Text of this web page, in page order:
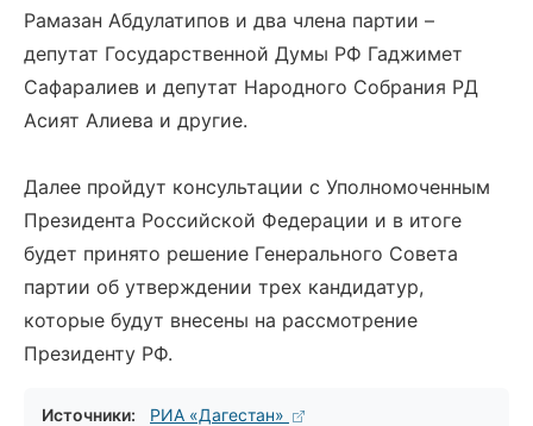
Рамазан Абдулатипов и два члена партии –
депутат Государственной Думы РФ Гаджимет
Сафаралиев и депутат Народного Собрания РД
Асият Алиева и другие.
Далее пройдут консультации с Уполномоченным
Президента Российской Федерации и в итоге
будет принято решение Генерального Совета
партии об утверждении трех кандидатур,
которые будут внесены на рассмотрение
Президенту РФ.
Источники: РИА «Дагестан»